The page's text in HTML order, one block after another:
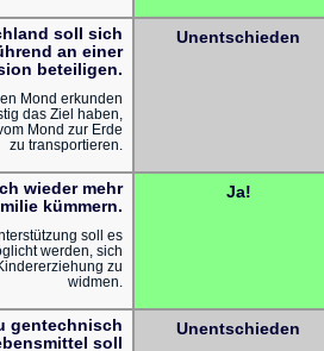
soll sich
an einer
beteiligen.
Mond erkunden
das Ziel haben,
Mond zur Erde
zu transportieren.
Unentschieden
wieder mehr
kümmern.
soll es
werden, sich
zu
widmen.
Ja!
gentechnisch
soll
Unentschieden